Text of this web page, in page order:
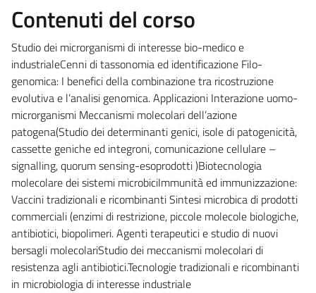
Contenuti del corso
Studio dei microrganismi di interesse bio-medico e
industrialeCenni di tassonomia ed identificazione Filo-
genomica: I benefici della combinazione tra ricostruzione
evolutiva e l’analisi genomica. Applicazioni Interazione uomo-
microrganismi Meccanismi molecolari dell’azione
patogena(Studio dei determinanti genici, isole di patogenicità,
cassette geniche ed integroni, comunicazione cellulare –
signalling, quorum sensing-esoprodotti )Biotecnologia
molecolare dei sistemi microbiciImmunità ed immunizzazione:
Vaccini tradizionali e ricombinanti Sintesi microbica di prodotti
commerciali (enzimi di restrizione, piccole molecole biologiche,
antibiotici, biopolimeri. Agenti terapeutici e studio di nuovi
bersagli molecolariStudio dei meccanismi molecolari di
resistenza agli antibiotici.Tecnologie tradizionali e ricombinanti
in microbiologia di interesse industriale